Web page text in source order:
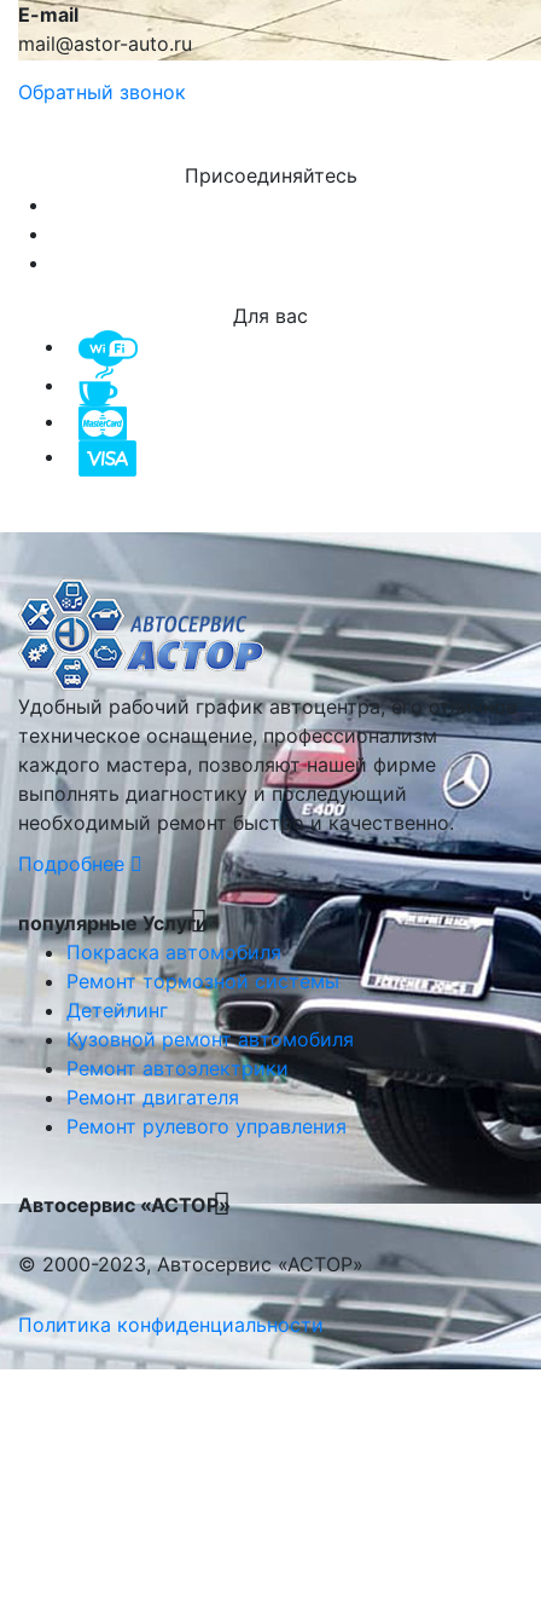
E-mail
mail@astor-auto.ru
Обратный звонок
Присоединяйтесь
Для вас
Удобный рабочий график автоцентра, его отличное
техническое оснащение, профессионализм
каждого мастера, позволяют нашей фирме
выполнять диагностику и последующий
необходимый ремонт быстро и качественно.
Подробнее
популярные Услуги
Покраска автомобиля
Ремонт тормозной системы
Детейлинг
Кузовной ремонт автомобиля
Ремонт автоэлектрики
Ремонт двигателя
Ремонт рулевого управления
Автосервис «АСТОР»
© 2000-2023, Автосервис «АСТОР»
Политика конфиденциальности